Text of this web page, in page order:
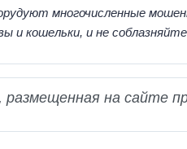
многочисленные
и кошельки, и не
на сайте